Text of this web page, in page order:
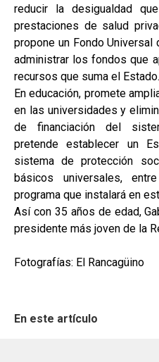
reducir la desigualdad
prestaciones de salud
propone un Fondo Universal
administrar los fondos que
recursos que suma el Estado.
En educación, promete
en las universidades y
de financiación del
pretende establecer un
sistema de protección
básicos universales,
programa que instalará en
Así con 35 años de edad,
presidente más joven de la
Fotografías: El Rancagüino
En este artículo